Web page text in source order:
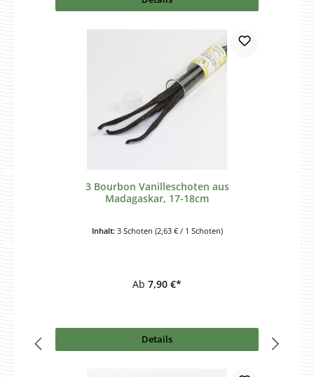
3 Bourbon Vanilleschoten aus
Madagaskar, 17-18cm
Inhalt: 3 Schoten (2,63 € / 1 Schoten)
Ab 7,90 €*
Details